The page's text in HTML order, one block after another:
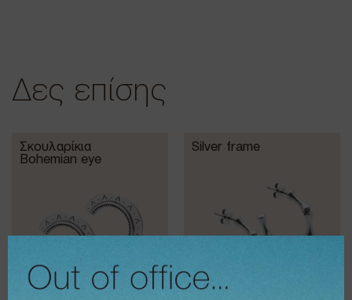
Δες επίσης
Σκουλαρίκια
Bohemian eye
Silver frame